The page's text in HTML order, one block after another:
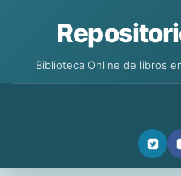
Biblioteca Online de libros